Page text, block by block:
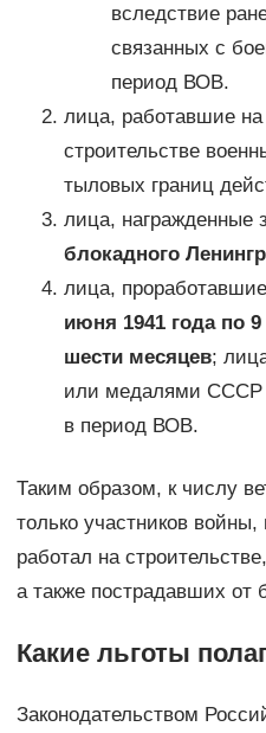
вследствие
связанных с
период ВОВ.
лица, работавшие
строительстве
тыловых границ
лица, награжденные
блокадного
лица,
июня 1941 года по
шести месяцев;
или медалями СССР
в период ВОВ.
Таким образом, к числу
только участников войны,
работал на
а также пострадавших от
Какие льготы
Законодательством